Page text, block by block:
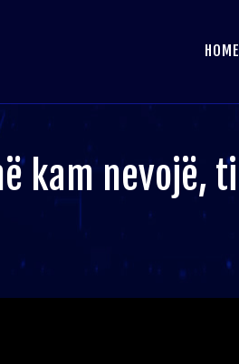
HOME
kam nevojë, ti